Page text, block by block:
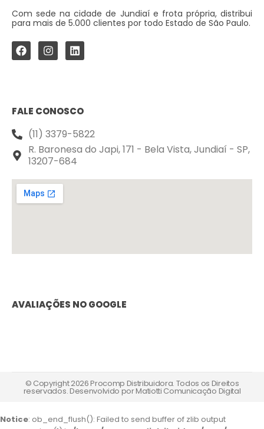
Com sede na cidade de Jundiaí e frota própria, distribui
para mais de 5.000 clientes por todo Estado de São Paulo.
FALE CONOSCO
(11) 3379-5822
R. Baronesa do Japi, 171 - Bela Vista, Jundiaí - SP,
13207-684
AVALIAÇÕES NO GOOGLE
© Copyright 2026 Procomp Distribuidora. Todos os Direitos
reservados. Desenvolvido porMatiotti Comunicação Digital
Notice: ob_end_flush(): Failed to send buffer of zlib output